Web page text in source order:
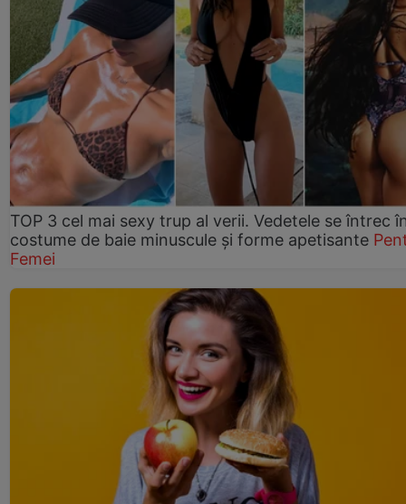
TOP 3 cel mai sexy trup al verii. Vedetele se întrec
costume de baie minuscule și forme apetisante
Femei